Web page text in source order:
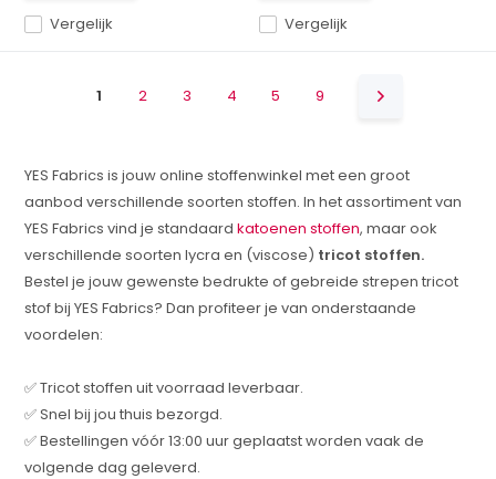
Vergelijk Vergelijk
1 2 3 4 5 9
YES Fabrics is jouw online stoffenwinkel met een groot
aanbod verschillende soorten stoffen. In het assortiment van
YES Fabrics vind je standaardkatoenen stoffen, maar ook
verschillende soorten lycra en (viscose) tricot stoffen.
Bestel je jouw gewenste bedrukte of gebreide strepen tricot
stof bij YES Fabrics? Dan profiteer je van onderstaande
voordelen:
✅ Tricot stoffen uit voorraad leverbaar.
✅ Snel bij jou thuis bezorgd.
✅ Bestellingen vóór 13:00 uur geplaatst worden vaak de
volgende dag geleverd.